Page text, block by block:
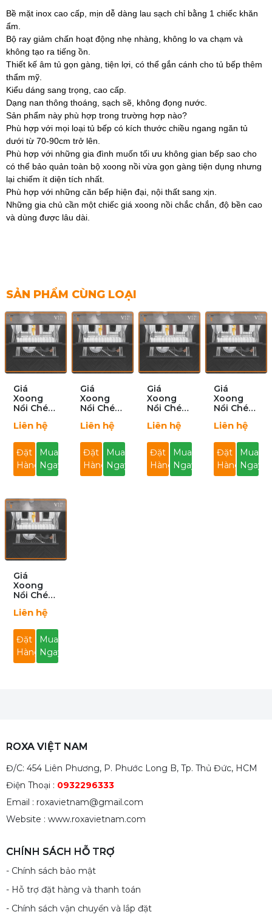
Bề mặt inox cao cấp, mịn dễ dàng lau sạch chỉ bằng 1 chiếc khăn
ẩm.
Bộ ray giảm chấn hoạt động nhẹ nhàng, không lo va chạm và
không tạo ra tiếng ồn.
Thiết kế âm tủ gọn gàng, tiện lợi, có thể gắn cánh cho tủ bếp thêm
thẩm mỹ.
Kiểu dáng sang trọng, cao cấp.
Dạng nan thông thoáng, sạch sẽ, không đọng nước.
Sản phẩm này phù hợp trong trường hợp nào?
Phù hợp với mọi loại tủ bếp có kích thước chiều ngang ngăn tủ
dưới từ 70-90cm trở lên.
Phù hợp với những gia đình muốn tối ưu không gian bếp sao cho
có thể bảo quản toàn bộ xoong nồi vừa gọn gàng tiện dụng nhưng
lại chiếm ít diện tích nhất.
Phù hợp với những căn bếp hiện đại, nội thất sang xịn.
Những gia chủ cần một chiếc giá xoong nồi chắc chắn, độ bền cao
và dùng được lâu dài.
SẢN PHẨM CÙNG LOẠI
Giá
Xoong
Nồi Chén
R001AB-
Liên hệ
Đặt
Hàng
Mua
Ngay
Giá
Xoong
Nồi Chén
R001AB-
Liên hệ
Đặt
Hàng
Mua
Ngay
Giá
Xoong
Nồi Chén
R001AB-
Liên hệ
Đặt
Hàng
Mua
Ngay
Giá
Xoong
Nồi Chén
R002AB-
Liên hệ
Đặt
Hàng
Mua
Ngay
Giá
Xoong
Nồi Chén
R002AB-
Liên hệ
Đặt
Hàng
Mua
Ngay
ROXA VIỆT NAM
Đ/C: 454 Liên Phương, P. Phước Long B, Tp. Thủ Đức, HCM
Điện Thoại : 0932296333
Email : roxavietnam@gmail.com
Website : www.roxavietnam.com
CHÍNH SÁCH HỖ TRỢ
- Chính sách bảo mật
- Hỗ trợ đặt hàng và thanh toán
- Chính sách vận chuyển và lắp đặt